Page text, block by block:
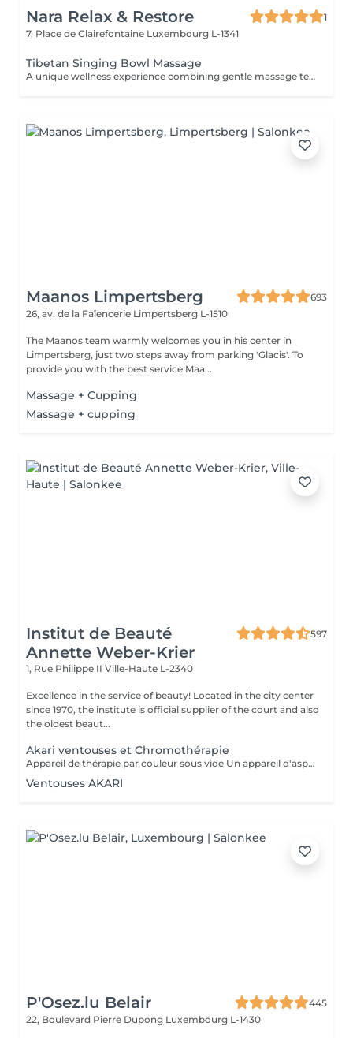
Nara Relax & Restore
1
7, Place de Clairefontaine Luxembourg L-1341
Tibetan Singing Bowl Massage
A unique wellness experience combining gentle massage techniques, aromatic oils, and the soothing sounds of Tibetan singing bowls. The harmonious vibrations and calming tones create a deeply immersive atmosphere, helping you disconnect from daily stress and enjoy a moment of complete tranquility.
Maanos Limpertsberg
693
26, av. de la Faïencerie Limpertsberg L-1510
The Maanos team warmly welcomes you in his center in
Limpertsberg, just two steps away from parking 'Glacis'. To
provide you with the best service Maa...
Massage + Cupping
Massage + cupping
Institut de Beauté
Annette Weber-Krier
597
1, Rue Philippe II Ville-Haute L-2340
Excellence in the service of beauty! Located in the city center
since 1970, the institute is official supplier of the court and also
the oldest beaut...
Akari ventouses et Chromothérapie
Appareil de thérapie par couleur sous vide Un appareil d'aspiration - complété avec 21 couleurs (barre de couleurs Akari). APPLICATIONS En cosmétique, en massage, en physiothérapie et dans le domaine médical. AVANTAGE En raison du vide, de la levée sans pression, la circulation sanguine et la lymphe sont stimulées. Ce vide est constant, finement contrôlé et réglable. Il a un train doux. Cela signifie qu'il peut également être utilisé sur les zones les plus sensibles - cicatrices, contour des yeux, lèvres, zones douloureuses ... APPLICATIONS POSSIBLES EN COSMÉTIQUE, Pour resserrer et affiner le visage (rides autour des yeux et des lèvres), cou et décolleté les bras supérieurs , ventre , hanche , cellulite DANS LE MASSAGE, drainage , réflexologie , tissu conjonctif, le drainage lymphatique , compensation des méridiens , dans les blessures sportives Pour le post-traitement des opérations faciales Possibilité d'utiliser une pyramide de cristal de roche pour faire des stimulations de couleur.
Ventouses AKARI
P'Osez.lu Belair
445
22, Boulevard Pierre Dupong Luxembourg L-1430